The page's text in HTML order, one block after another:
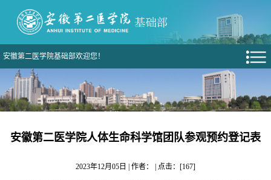
安徽第二医学院基础部欢迎您！
安徽第二医学院人体生命科学馆团队参观预约登记表
2023年12月05日 | 作者： | 点击：[167]